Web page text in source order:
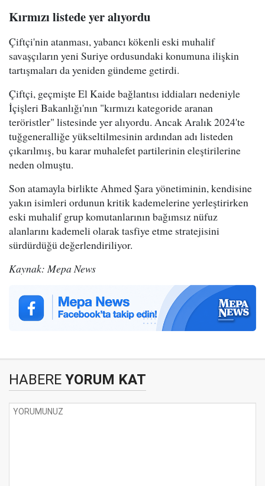
Kırmızı listede yer alıyordu
Çiftçi'nin atanması, yabancı kökenli eski muhalif
savaşçıların yeni Suriye ordusundaki konumuna ilişkin
tartışmaları da yeniden gündeme getirdi.
Çiftçi, geçmişte El Kaide bağlantısı iddiaları nedeniyle
İçişleri Bakanlığı'nın "kırmızı kategoride aranan
teröristler" listesinde yer alıyordu. Ancak Aralık 2024'te
tuğgeneralliğe yükseltilmesinin ardından adı listeden
çıkarılmış, bu karar muhalefet partilerinin eleştirilerine
neden olmuştu.
Son atamayla birlikte Ahmed Şara yönetiminin, kendisine
yakın isimleri ordunun kritik kademelerine yerleştirirken
eski muhalif grup komutanlarının bağımsız nüfuz
alanlarını kademeli olarak tasfiye etme stratejisini
sürdürdüğü değerlendiriliyor.
Kaynak: Mepa News
HABERE YORUM KAT